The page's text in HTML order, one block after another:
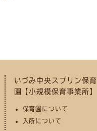
いづみ中央スプリン保育
園【小規模保育事業所】
保育園について
入所について